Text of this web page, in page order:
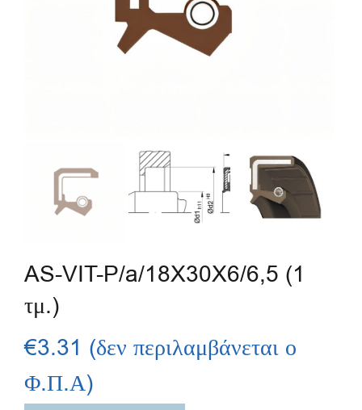
AS-VIT-P/a/18X30X6/6,5 (1
τμ.)
€3.31 (δεν περιλαμβάνεται ο
Φ.Π.Α)